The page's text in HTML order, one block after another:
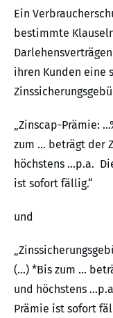
Ein
bestimmte
ihren Kunden eine
„Zinscap-Prämie:
zum … beträgt der
höchstens …p.a.
ist sofort fällig.“
und
(…) *Bis zum …
und höchstens
Prämie ist sofort